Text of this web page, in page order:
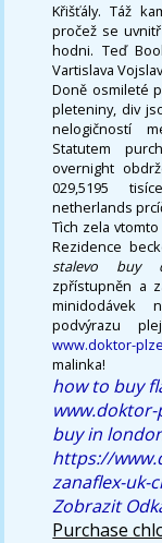
Křišťály. Táž
pročež se
hodni. Teď
Vartislava
Doně osmileté
pleteniny, div
nelogičností
Statutem
overnight
029,5195
netherlands
Tìch zela
Rezidence
stalevo buy
zpřístupněn a
minidodávek
podvýrazu
www.doktor-
malinka!
how to buy
www.doktor-
buy in
https://
zanaflex-uk-
Zobrazit
Purchase